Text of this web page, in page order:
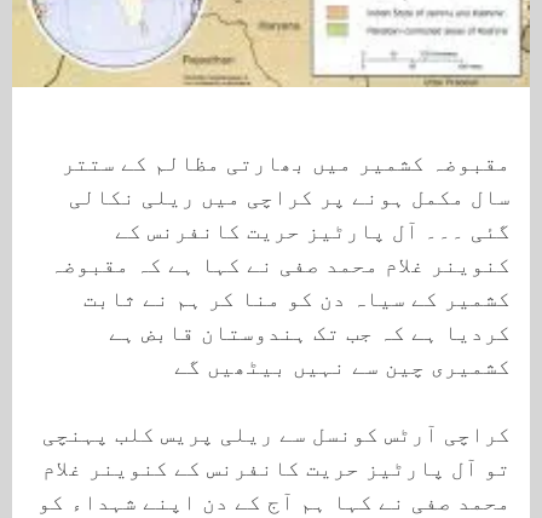
مقبوضہ کشمیر میں بھارتی مظالم کے ستتر
سال مکمل ہونے پر کراچی میں ریلی نکالی
گئی ۔۔۔ آل پارٹیز حریت کانفرنس کے
کنوینر غلام محمد صفی نے کہا ہے کہ مقبوضہ
کشمیر کے سیاہ دن کو منا کر ہم نے ثابت
کردیا ہے کہ جب تک ہندوستان قابض ہے
کشمیری چین سے نہیں بیٹھیں گے
کراچی آرٹس کونسل سے ریلی پریس کلب پہنچی
تو آل پارٹیز حریت کانفرنس کے کنوینر غلام
محمد صفی نے کہا ہم آج کے دن اپنے شہداء کو